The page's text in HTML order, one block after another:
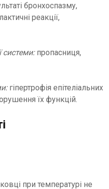
бронхоспазму,
реакції,
системи:пропасниця,
гіпертрофія епітеліальних
їх функцій.
при температурі не